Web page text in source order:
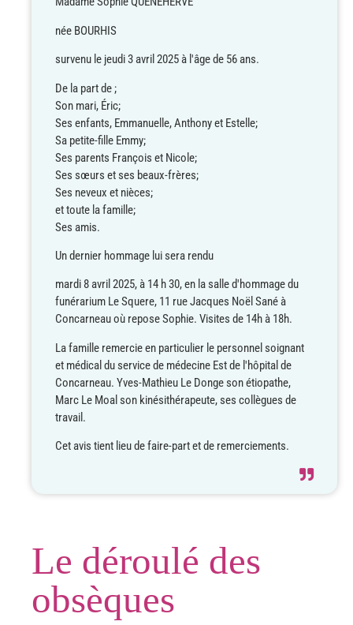
née BOURHIS
survenu le jeudi 3 avril 2025 à l'âge de 56 ans.
De la part de ;
Son mari, Éric;
Ses enfants, Emmanuelle, Anthony et Estelle;
Sa petite-fille Emmy;
Ses parents François et Nicole;
Ses sœurs et ses beaux-frères;
Ses neveux et nièces;
et toute la famille;
Ses amis.
Un dernier hommage lui sera rendu
mardi 8 avril 2025,à 14 h 30,en la salle d'hommage du
funérarium Le Squere, 11 rue Jacques Noël Sané à
Concarneauoù repose Sophie. Visites de 14h à 18h.
La famille remercie en particulier le personnel soignant
et médical du service de médecine Est de l'hôpital de
Concarneau. Yves-Mathieu Le Donge son étiopathe,
Marc Le Moal son kinésithérapeute, ses collègues de
travail.
Cet avis tient lieu de faire-part et de remerciements.
Le déroulé des
obsèques